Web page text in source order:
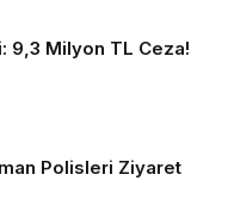
9,3 Milyon TL Ceza!
Polisleri Ziyaret